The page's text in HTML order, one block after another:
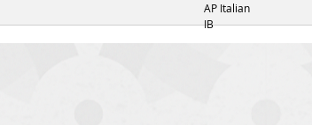
AP Italian
IB